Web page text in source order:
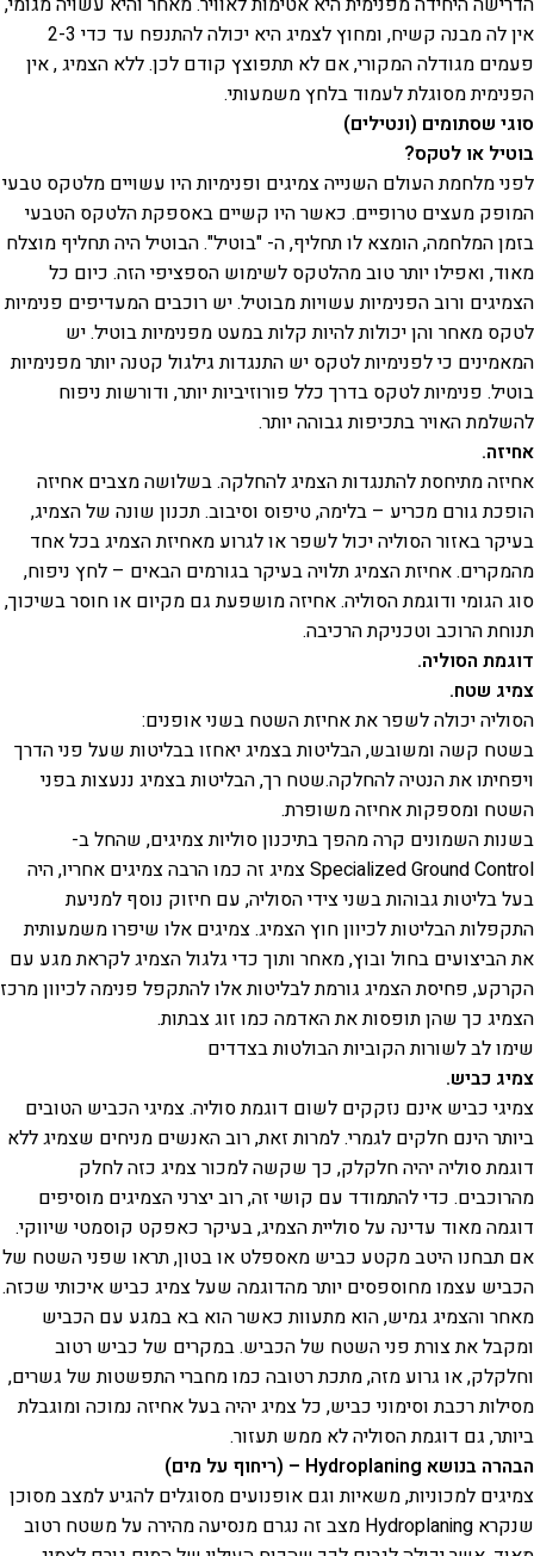
אין לה מבנה קשיח, ומחוץ לצמיג היא יכולה להתנפח עד כדי 2-3
פעמים מגודלה המקורי, אם לא תתפוצץ קודם לכן. ללא הצמיג , אין
הפנימית מסוגלת לעמוד בלחץ משמעותי.
סוגי שסתומים (ונטילים)
בוטיל או לטקס?
לפני מלחמת העולם השנייה צמיגים ופנימיות היו עשויים מלטקס טבעי
המופק מעצים טרופיים. כאשר היו קשיים באספקת הלטקס הטבעי
בזמן המלחמה, הומצא לו תחליף, ה- "בוטיל". הבוטיל היה תחליף מוצלח
מאוד, ואפילו יותר טוב מהלטקס לשימוש הספציפי הזה. כיום כל
הצמיגים ורוב הפנימיות עשויות מבוטיל. יש רוכבים המעדיפים פנימיות
לטקס מאחר והן יכולות להיות קלות במעט מפנימיות בוטיל. יש
המאמינים כי לפנימיות לטקס יש התנגדות גילגול קטנה יותר מפנימיות
בוטיל. פנימיות לטקס בדרך כלל פורוזיביות יותר, ודורשות ניפוח
להשלמת האויר בתכיפות גבוהה יותר.
אחיזה.
אחיזה מתיחסת להתנגדות הצמיג להחלקה. בשלושה מצבים אחיזה
הופכת גורם מכריע – בלימה, טיפוס וסיבוב. תכנון שונה של הצמיג,
בעיקר באזור הסוליה יכול לשפר או לגרוע מאחיזת הצמיג בכל אחד
מהמקרים. אחיזת הצמיג תלויה בעיקר בגורמים הבאים – לחץ ניפוח,
סוג הגומי ודוגמת הסוליה. אחיזה מושפעת גם מקיום או חוסר בשיכוך,
תנוחת הרוכב וטכניקת הרכיבה.
דוגמת הסוליה.
צמיג שטח.
הסוליה יכולה לשפר את אחיזת השטח בשני אופנים:
בשטח קשה ומשובש, הבליטות בצמיג יאחזו בבליטות שעל פני הדרך
ויפחיתו את הנטיה להחלקה.שטח רך, הבליטות בצמיג ננעצות בפני
השטח ומספקות אחיזה משופרת.
בשנות השמונים קרה מהפך בתיכנון סוליות צמיגים, שהחל ב-
Specialized Ground Control צמיג זה כמו הרבה צמיגים אחריו, היה
בעל בליטות גבוהות בשני צידי הסוליה, עם חיזוק נוסף למניעת
התקפלות הבליטות לכיוון חוץ הצמיג. צמיגים אלו שיפרו משמעותית
את הביצועים בחול ובוץ, מאחר ותוך כדי גלגול הצמיג לקראת מגע עם
הקרקע, פחיסת הצמיג גורמת לבליטות אלו להתקפל פנימה לכיוון מרכז
הצמיג כך שהן תופסות את האדמה כמו זוג צבתות.
שימו לב לשורות הקוביות הבולטות בצדדים
צמיג כביש.
צמיגי כביש אינם נזקקים לשום דוגמת סוליה. צמיגי הכביש הטובים
ביותר הינם חלקים לגמרי. למרות זאת, רוב האנשים מניחים שצמיג ללא
דוגמת סוליה יהיה חלקלק, כך שקשה למכור צמיג כזה לחלק
מהרוכבים. כדי להתמודד עם קושי זה, רוב יצרני הצמיגים מוסיפים
דוגמה מאוד עדינה על סוליית הצמיג, בעיקר כאפקט קוסמטי שיווקי.
אם תבחנו היטב מקטע כביש מאספלט או בטון, תראו שפני השטח של
הכביש עצמו מחוספסים יותר מהדוגמה שעל צמיג כביש איכותי שכזה.
מאחר והצמיג גמיש, הוא מתעוות כאשר הוא בא במגע עם הכביש
ומקבל את צורת פני השטח של הכביש. במקרים של כביש רטוב
וחלקלק, או גרוע מזה, מתכת רטובה כמו מחברי התפשטות של גשרים,
מסילות רכבת וסימוני כביש, כל צמיג יהיה בעל אחיזה נמוכה ומוגבלת
ביותר, גם דוגמת הסוליה לא ממש תעזור.
הבהרה בנושא Hydroplaning – (ריחוף על מים)
צמיגים למכוניות, משאיות וגם אופנועים מסוגלים להגיע למצב מסוכן
שנקרא Hydroplaning מצב זה נגרם מנסיעה מהירה על משטח רטוב